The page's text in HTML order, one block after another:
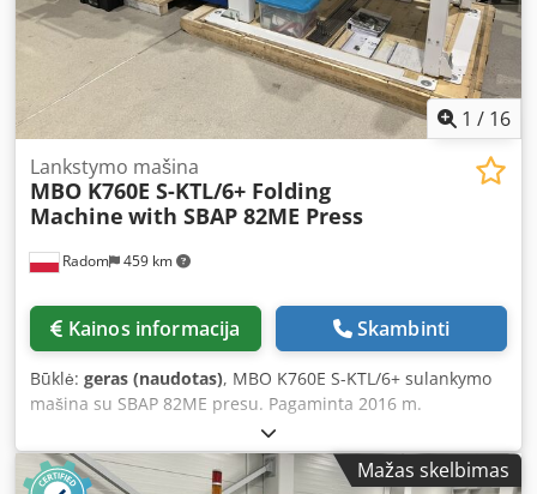
1 / 16
Radom 459 km
Lankstymo mašina
MBO K760E S-KTL/6+ Folding
Machine with SBAP 82ME Press
Kainos informacija Skambinti
Būklė: geras (naudotas), MBO K760E S-KTL/6+ sulankymo
mašina su SBAP 82ME presu. Pagaminta 2016 m.
Popieriaus formatas: 760 x 1100 mm Maksimalus greitis:
180 m/min. Didelės talpos popieriaus tiekimo sistema, FP-
95 padėklų tiekėjas. 6 kasečių pirmajame bloke. 2 peiliai. 1
Mažas skelbimas